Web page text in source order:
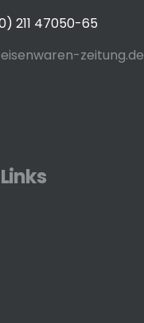
211 47050-65
zeitung.de